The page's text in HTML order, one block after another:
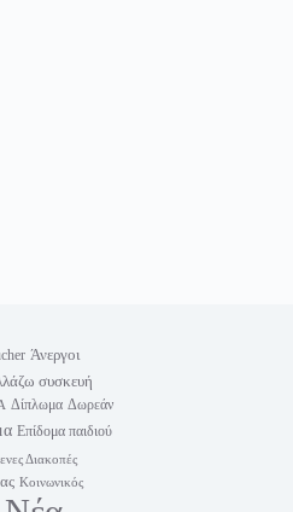
Άνεργοι
συσκευή
Δίπλωμα Δωρεάν
Επίδομα παιδιού
Διακοπές
Κοινωνικός